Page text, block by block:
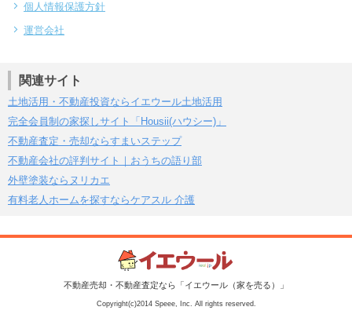
個人情報保護方針
運営会社
関連サイト
土地活用・不動産投資ならイエウール土地活用
完全会員制の家探しサイト「Housii(ハウシー)」
不動産査定・売却ならすまいステップ
不動産会社の評判サイト｜おうちの語り部
外壁塗装ならヌリカエ
有料老人ホームを探すならケアスル 介護
不動産売却・不動産査定なら「イエウール（家を売る）」
Copyright(c)2014 Speee, Inc. All rights reserved.